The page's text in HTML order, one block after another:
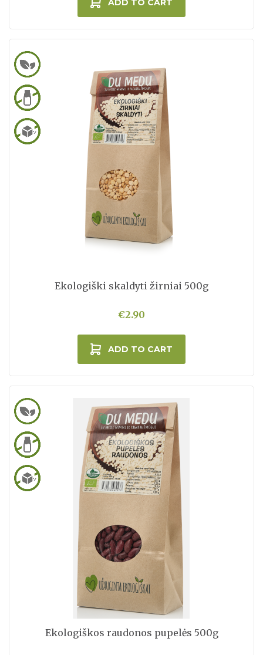
Ekologiški skaldyti žirniai 500g
€2.90
ADD TO CART
Ekologiškos raudonos pupelės 500g